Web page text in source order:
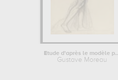
Etude d'après le
Gustave Moreau